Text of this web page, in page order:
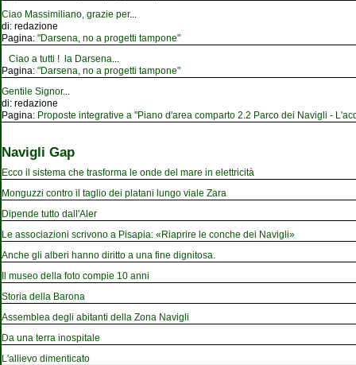
Ciao Massimiliano, grazie per...
di: redazione
Pagina: "Darsena, no a progetti tampone"
Ciao a tutti ! la Darsena
Pagina: "Darsena, no a progetti tampone"
Gentile Signor...
di: redazione
Pagina: Proposte integrative a "Piano d'area comparto 2.2 Parco dei Navigli -
Navigli Gap
Ecco il sistema che trasforma le onde del mare in elettricità
Monguzzi contro il taglio dei platani lungo viale Zara
Dipende tutto dall'Aler
Le associazioni scrivono a Pisapia: «Riaprire le conche dei Navigli»
Anche gli alberi hanno diritto a una fine dignitosa.
Il museo della foto compie 10 anni
Storia della Barona
Assemblea degli abitanti della Zona Navigli
Da una terra inospitale
L'allievo dimenticato